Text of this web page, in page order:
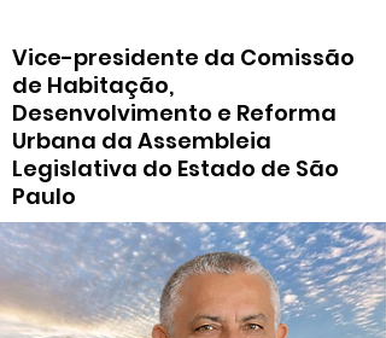
Vice-presidente da Comissão
de Habitação,
Desenvolvimento e Reforma
Urbana da Assembleia
Legislativa do Estado de São
Paulo